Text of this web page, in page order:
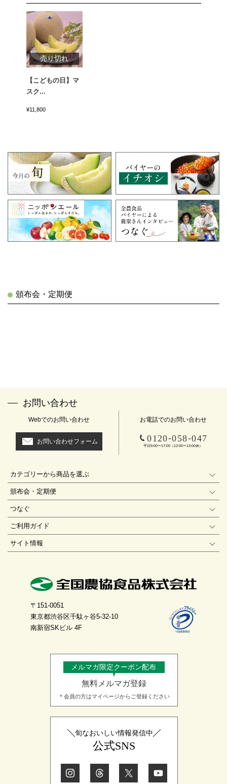
売り切れ
【こどもの日】マ
スク...
¥11,800
頒布会・定期便
お問い合わせ
Webでのお問い合わせ
お問い合わせフォーム
お電話でのお問い合わせ
0120-058-047
平日9:00〜17:00（12:00〜13:00休）
カテゴリーから商品を選ぶ
頒布会・定期便
つなぐ
ご利用ガイド
サイト情報
〒151-0051
東京都渋谷区千駄ヶ谷5-32-10
南新宿SKビル 4F
メルマガ限定クーポン配布
無料メルマガ登録
＊会員の方はマイページからご登録ください
旬なおいしい情報発信中
公式SNS